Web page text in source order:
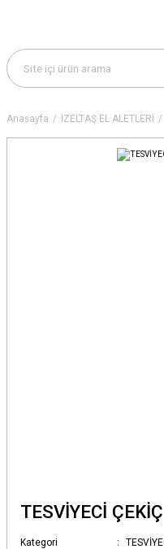
Anasayfa İZELTAŞ EL ALETLERİ
TESVİYECİ
Kategori